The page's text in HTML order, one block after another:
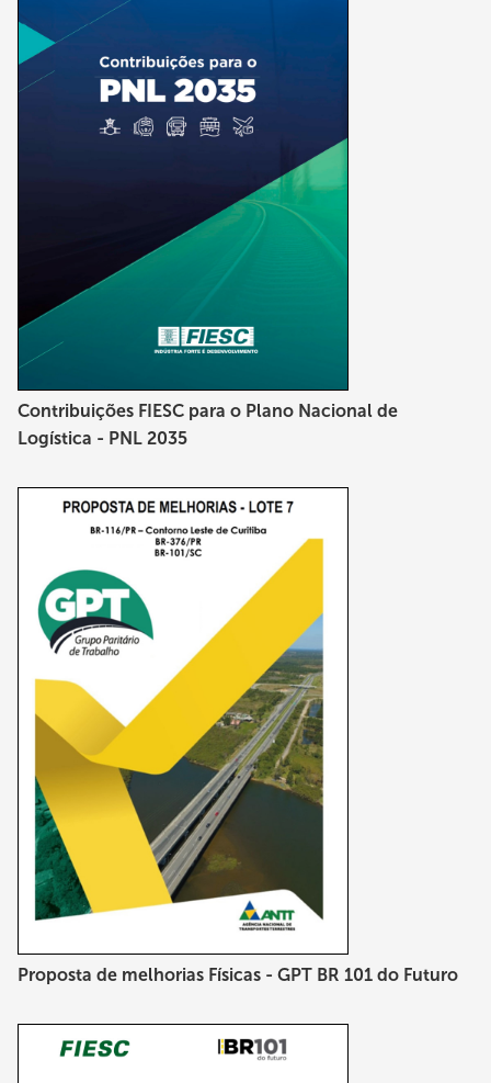
Contribuições FIESC para o Plano Nacional de
Logística - PNL 2035
Proposta de melhorias Físicas - GPT BR 101 do Futuro